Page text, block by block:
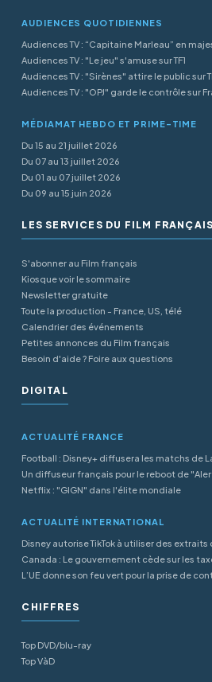
AUDIENCES QUOTIDIENNES
Audiences TV : “Capitaine Marleau” en
Audiences TV : "Le jeu" s'amuse sur TF1
Audiences TV : "Sirènes" attire le public sur
Audiences TV : "OPJ" garde le contrôle sur
MÉDIAMAT HEBDO ET PRIME-TIME
Du 15 au 21 juillet 2026
Du 07 au 13 juillet 2026
Du 01 au 07 juillet 2026
Du 09 au 15 juin 2026
LES SERVICES DU FILM FRANÇAIS
S'abonner au Film français
Kiosque voir le sommaire
Newsletter gratuite
Toute la production - France, US, télé
Calendrier des événements
Petites annonces du Film français
Besoin d'aide ? Foire aux questions
DIGITAL
ACTUALITÉ FRANCE
Football : Disney+ diffusera les matchs de
Un diffuseur français pour le reboot de
Netflix : "GIGN" dans l'élite mondiale
ACTUALITÉ INTERNATIONAL
Disney autorise TikTok à utiliser des
Canada : Le gouvernement cède sur les
L’UE donne son feu vert pour la prise de
CHIFFRES
Top DVD/blu-ray
Top VàD